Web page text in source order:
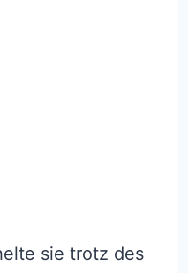
sie trotz des